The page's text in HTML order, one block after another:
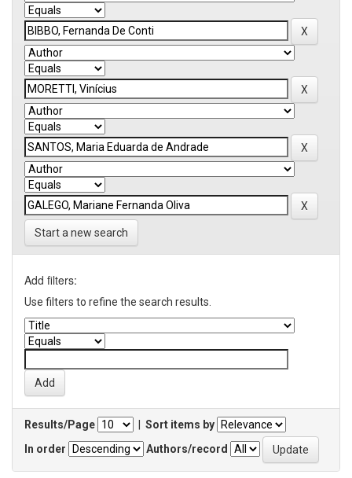
Start a new search
Add filters:
Use filters to refine the search results.
Results/Page
Sort items by
In order
Authors/record